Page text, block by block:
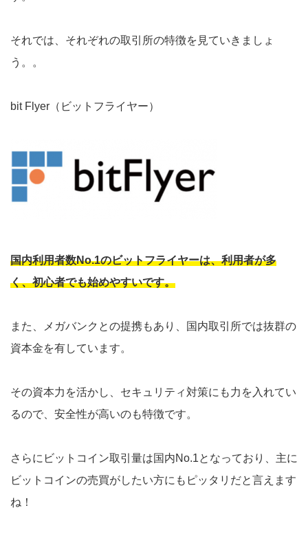
それでは、それぞれの取引所の特徴を見ていきましょ
う。。
bit Flyer（ビットフライヤー）
国内利用者数No.1のビットフライヤーは、利用者が多
く、初心者でも始めやすいです。
また、メガバンクとの提携もあり、国内取引所では抜群の
資本金を有しています。
その資本力を活かし、セキュリティ対策にも力を入れてい
るので、安全性が高いのも特徴です。
さらにビットコイン取引量は国内No.1となっており、主に
ビットコインの売買がしたい方にもピッタリだと言えます
ね！